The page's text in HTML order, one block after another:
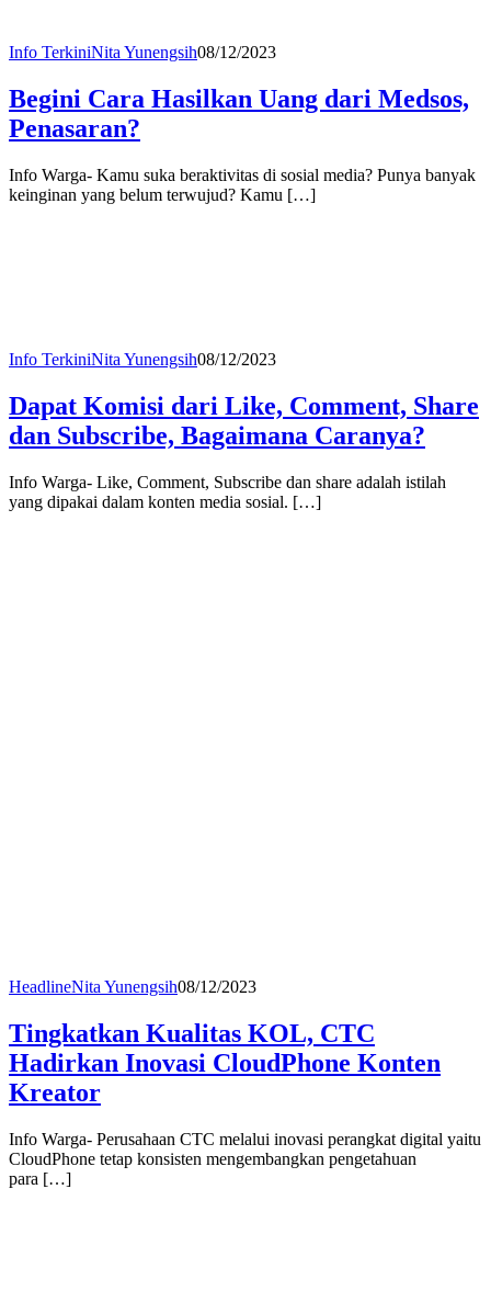
Info TerkiniNita Yunengsih08/12/2023
Begini Cara Hasilkan Uang dari Medsos,
Penasaran?
Info Warga- Kamu suka beraktivitas di sosial media? Punya banyak
keinginan yang belum terwujud? Kamu […]
Info TerkiniNita Yunengsih08/12/2023
Dapat Komisi dari Like, Comment, Share
dan Subscribe, Bagaimana Caranya?
Info Warga- Like, Comment, Subscribe dan share adalah istilah
yang dipakai dalam konten media sosial. […]
HeadlineNita Yunengsih08/12/2023
Tingkatkan Kualitas KOL, CTC
Hadirkan Inovasi CloudPhone Konten
Kreator
Info Warga- Perusahaan CTC melalui inovasi perangkat digital yaitu
CloudPhone tetap konsisten mengembangkan pengetahuan
para […]